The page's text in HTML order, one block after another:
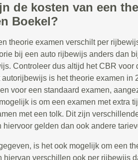
de kosten van een
Boekel?
theorie examen verschilt per
bij een auto rijbewijs anders dan
Controleer dus altijd het CBR voor
autorijbewijs is het theorie examen in
voor een standaard examen,
is om een examen met extra
met een tolk. Dit zijn
hiervoor gelden dan ook andere
is het ook mogelijk om een
hiervan verschillen ook per rijbewijs